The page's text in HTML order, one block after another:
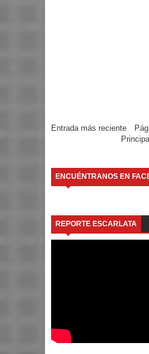
Entrada más reciente
Principal
ENCUÉNTRANOS EN
REPORTE ESCARLATA